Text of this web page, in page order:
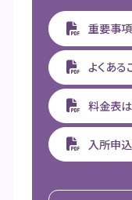
重要事
よくある
料金表は
入所申